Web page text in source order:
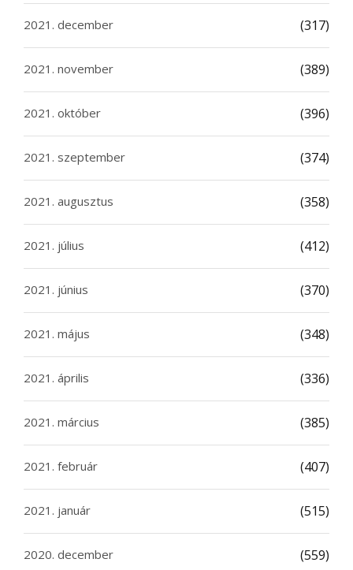
2021. december (317)
2021. november (389)
2021. október (396)
2021. szeptember (374)
2021. augusztus (358)
2021. július (412)
2021. június (370)
2021. május (348)
2021. április (336)
2021. március (385)
2021. február (407)
2021. január (515)
2020. december (559)